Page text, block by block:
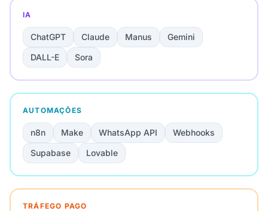
IA
ChatGPT Claude Manus
Gemini
DALL-E
Sora
AUTOMAÇÕES
n8n Make WhatsApp API
Webhooks
Supabase
Lovable
TRÁFEGO PAGO